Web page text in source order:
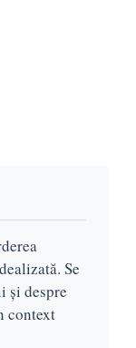
Se
și despre
context